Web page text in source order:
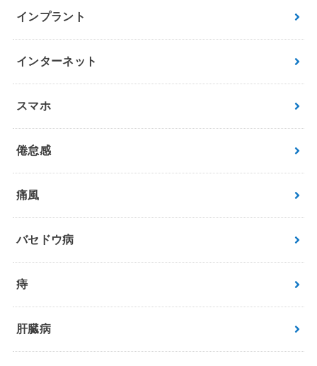
インプラント
インターネット
スマホ
倦怠感
痛風
バセドウ病
痔
肝臓病